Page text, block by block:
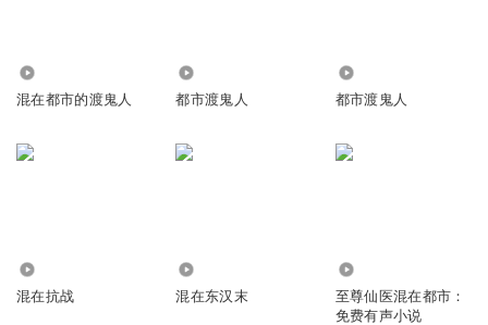
混在都市的渡鬼人 都市渡鬼人 都市渡鬼人
混在抗战 混在东汉末
至尊仙医混在都市：
免费有声小说